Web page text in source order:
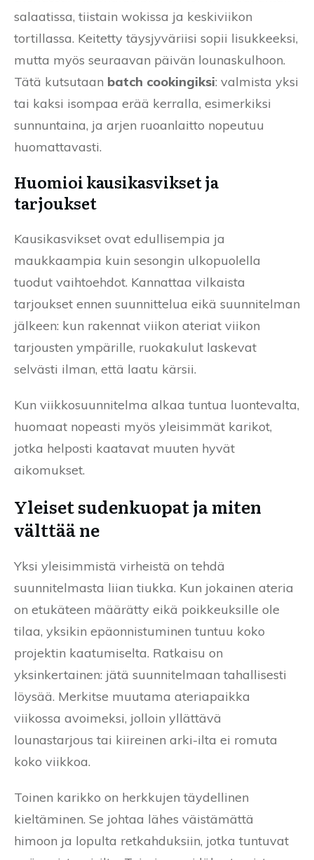
salaatissa, tiistain wokissa ja keskiviikon
tortillassa. Keitetty täysjyväriisi sopii lisukkeeksi,
mutta myös seuraavan päivän lounaskulhoon.
Tätä kutsutaan batch cookingiksi: valmista yksi
tai kaksi isompaa erää kerralla, esimerkiksi
sunnuntaina, ja arjen ruoanlaitto nopeutuu
huomattavasti.
Huomioi kausikasvikset ja
tarjoukset
Kausikasvikset ovat edullisempia ja
maukkaampia kuin sesongin ulkopuolella
tuodut vaihtoehdot. Kannattaa vilkaista
tarjoukset ennen suunnittelua eikä suunnitelman
jälkeen: kun rakennat viikon ateriat viikon
tarjousten ympärille, ruokakulut laskevat
selvästi ilman, että laatu kärsii.
Kun viikkosuunnitelma alkaa tuntua luontevalta,
huomaat nopeasti myös yleisimmät karikot,
jotka helposti kaatavat muuten hyvät
aikomukset.
Yleiset sudenkuopat ja miten
välttää ne
Yksi yleisimmistä virheistä on tehdä
suunnitelmasta liian tiukka. Kun jokainen ateria
on etukäteen määrätty eikä poikkeuksille ole
tilaa, yksikin epäonnistuminen tuntuu koko
projektin kaatumiselta. Ratkaisu on
yksinkertainen: jätä suunnitelmaan tahallisesti
löysää. Merkitse muutama ateriapaikka
viikossa avoimeksi, jolloin yllättävä
lounastarjous tai kiireinen arki-ilta ei romuta
koko viikkoa.
Toinen karikko on herkkujen täydellinen
kieltäminen. Se johtaa lähes väistämättä
himoon ja lopulta retkahduksiin, jotka tuntuvat